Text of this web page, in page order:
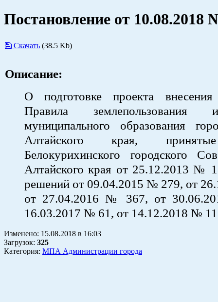
Постановление от 10.08.2018
Скачать (38.5 Kb)
Описание:
О подготовке проекта
Правила землепользования
муниципального образования
Алтайского края,
Белокурихинского городского
Алтайского края от 25.12.2013 №
решений от 09.04.2015 № 279, от
от 27.04.2016 № 367, от
16.03.2017 № 61, от 14.12.2018 №
Изменено: 15.08.2018 в 16:03
Загрузок: 325
Категория: МПА Администрации города